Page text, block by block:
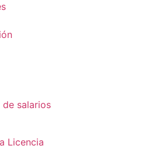
de salarios
Licencia